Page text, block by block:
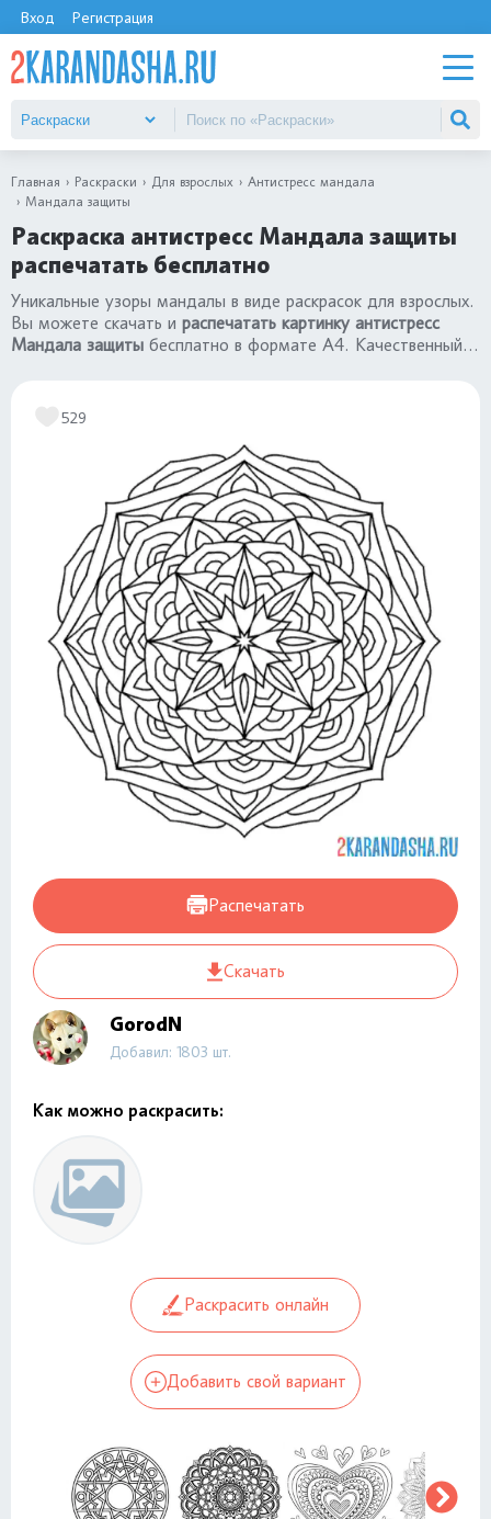
Вход Регистрация
Главная Раскраски Для взрослых
Антистресс мандала
Мандала защиты
Раскраска антистресс Мандала защиты
распечатать бесплатно
Уникальные узоры мандалы в виде раскрасок для взрослых.
Вы можете скачать и распечатать картинку антистресс
Мандала защиты бесплатно в формате А4. Качественный
529
Распечатать
Скачать
GorodN
Добавил: 1803 шт.
Как можно раскрасить:
Раскрасить онлайн
Добавить свой вариант